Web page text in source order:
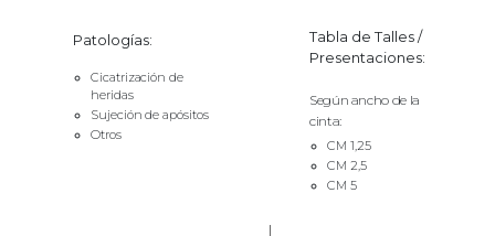
Patologías:
Cicatrización de
heridas
Sujeción de apósitos
Otros
Tabla de Talles /
Presentaciones:
Según ancho de la
cinta:
CM 1,25
CM 2,5
CM 5